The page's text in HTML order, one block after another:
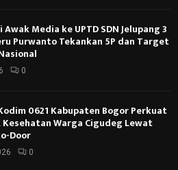
Media ke UPTD SDN Jelupang 3
Purwanto Tekankan 5P dan Target
0
0621 Kabupaten Bogor Perkuat
Warga Cigudeg Lewat
Door
0